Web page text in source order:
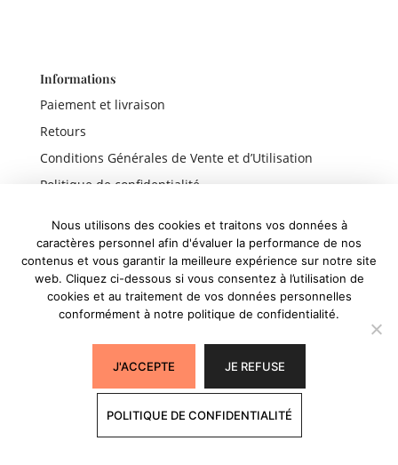
Informations
Paiement et livraison
Retours
Conditions Générales de Vente et d’Utilisation
Politique de confidentialité
Liens rapides
Boutique
Mon compte
Nous utilisons des cookies et traitons vos données à
caractères personnel afin d'évaluer la performance de nos
contenus et vous garantir la meilleure expérience sur notre site
web. Cliquez ci-dessous si vous consentez à l’utilisation de
cookies et au traitement de vos données personnelles
conformément à notre politique de confidentialité.
J'ACCEPTE JE REFUSE
POLITIQUE DE CONFIDENTIALITÉ